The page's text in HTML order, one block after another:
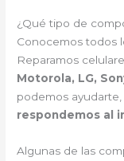
¿Qué tipo de
Conocemos todos
Reparamos
Motorola, LG,
podemos ayudarte,
respondemos al
Algunas de las